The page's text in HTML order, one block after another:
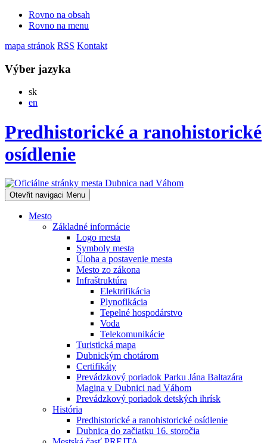
Rovno na obsah
Rovno na menu
mapa stránok RSS Kontakt
Výber jazyka
skSlovensky
en
Predhistorické a ranohistorické
osídlenie
Otevřit navigaci Menu
Mesto
Základné informácie
Logo mesta
Symboly mesta
Úloha a postavenie mesta
Mesto zo zákona
Infraštruktúra
Elektrifikácia
Plynofikácia
Tepelné hospodárstvo
Voda
Telekomunikácie
Turistická mapa
Dubnickým chotárom
Certifikáty
Prevádzkový poriadok Parku Jána Baltazára
Magina v Dubnici nad Váhom
Prevádzkový poriadok detských ihrísk
História
Predhistorické a ranohistorické osídlenie
Dubnica do začiatku 16. storočia